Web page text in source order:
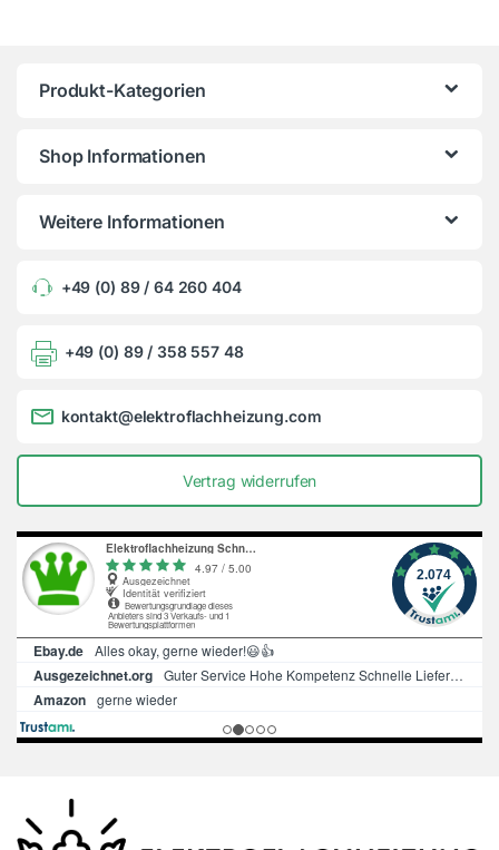
Produkt-Kategorien
Shop Informationen
Weitere Informationen
+49 (0) 89 / 64 260 404
+49 (0) 89 / 358 557 48
kontakt@elektroflachheizung.com
Vertrag widerrufen